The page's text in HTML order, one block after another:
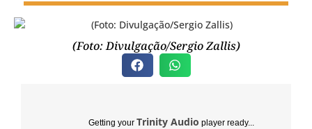
(Foto: Divulgação/Sergio Zallis)
Getting your Trinity Audio player ready...